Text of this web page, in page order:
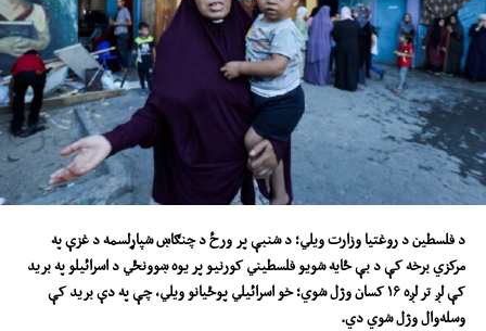
د فلسطین د روغتیا وزارت ویلي؛د شنبې پر ورځد چنګاښ شپاړلسمهد غزې په
مرکزي برخه کې د بې ځایه شویو فلسطیني کورنیو پر یوه ښوونځي د اسرائیلو په برید
کې لږ تر لږه۱۶کسان وژل شوي؛ خواسرائیلي پوځیانوویلي،چې په دېبرید کې
وسلهوالوژل شويدي.